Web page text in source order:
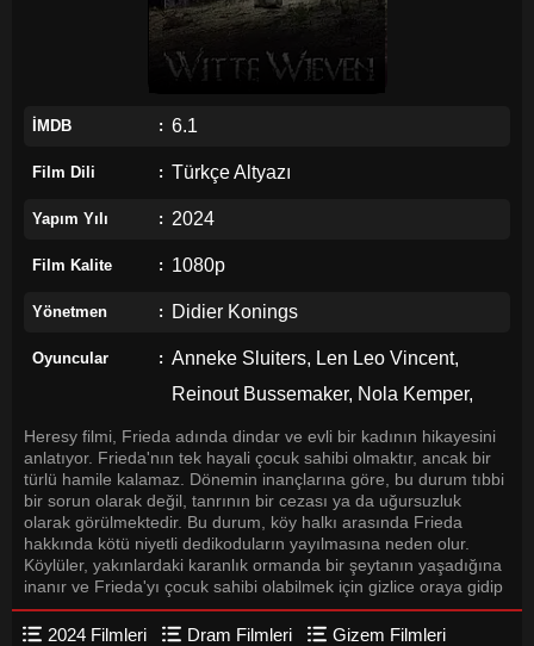
İMDB 6.1
Film Dili Türkçe Altyazı
Yapım Yılı 2024
Film Kalite 1080p
Yönetmen Didier Konings
Oyuncular
Anneke Sluiters, Len Leo Vincent,
Reinout Bussemaker, Nola Kemper,
Leon van Waas, Sam Post, Joy
Verberk, Marc Eikelenboom, Nikita van
der Linden, Nina Fokker
Heresy filmi, Frieda adında dindar ve evli bir kadının hikayesini
anlatıyor. Frieda'nın tek hayali çocuk sahibi olmaktır, ancak bir
türlü hamile kalamaz. Dönemin inançlarına göre, bu durum tıbbi
bir sorun olarak değil, tanrının bir cezası ya da uğursuzluk
olarak görülmektedir. Bu durum, köy halkı arasında Frieda
hakkında kötü niyetli dedikoduların yayılmasına neden olur.
Köylüler, yakınlardaki karanlık ormanda bir şeytanın yaşadığına
inanır ve Frieda'yı çocuk sahibi olabilmek için gizlice oraya gidip
şeytanla anlaşma yapmakla suçlarlar. Frieda, bir yandan anne
olamamanın derin acısıyla mücadele ederken, diğer yandan
2024 Filmleri Dram Filmleri Gizem Filmleri